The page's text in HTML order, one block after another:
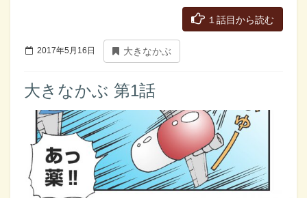
１話目から読む
2017年5月16日 大きなかぶ
大きなかぶ 第1話